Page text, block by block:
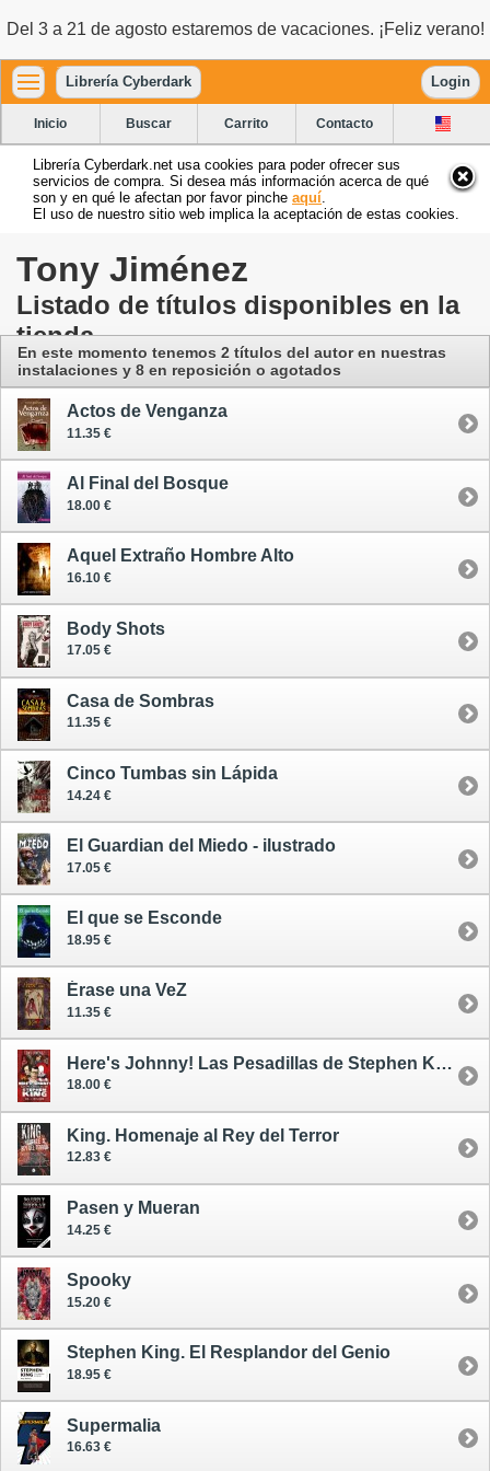
Del 3 a 21 de agosto estaremos de vacaciones. ¡Feliz verano!
Librería Cyberdark Login
Inicio Buscar Carrito Contacto
Librería Cyberdark.net usa cookies para poder ofrecer sus
servicios de compra. Si desea más información acerca de qué
son y en qué le afectan por favor pinche aquí
El uso de nuestro sitio web implica la aceptación de estas cookies.
Tony Jiménez
Listado de títulos disponibles en la
tienda
En este momento tenemos 2 títulos del autoren nuestras
instalaciones y 8 en reposición o agotados
Actos de Venganza
11.35 €
Al Final del Bosque
18.00 €
Aquel Extraño Hombre Alto
16.10 €
Body Shots
17.05 €
Casa de Sombras
11.35 €
Cinco Tumbas sin Lápida
14.24 €
El Guardian del Miedo - ilustrado
17.05 €
El que se Esconde
18.95 €
Érase una VeZ
11.35 €
Here's Johnny! Las Pesadillas de Stephen King 1 (1974-1989)
18.00 €
King. Homenaje al Rey del Terror
12.83 €
Pasen y Mueran
14.25 €
Spooky
15.20 €
Stephen King. El Resplandor del Genio
18.95 €
Supermalia
16.63 €